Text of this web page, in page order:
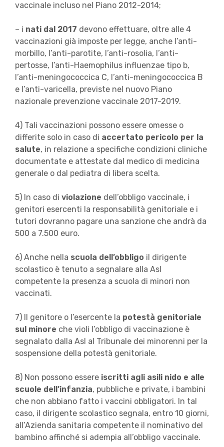
vaccinale incluso nel Piano 2012-2014;
– i nati dal 2017 devono effettuare, oltre alle 4
vaccinazioni già imposte per legge, anche l’anti-
morbillo, l’anti-parotite, l’anti-rosolia, l’anti-
pertosse, l’anti-Haemophilus influenzae tipo b,
l’anti-meningococcica C, l’anti-meningococcica B
e l’anti-varicella, previste nel nuovo Piano
nazionale prevenzione vaccinale 2017-2019.
4) Tali vaccinazioni possono essere omesse o
differite solo in caso di accertato pericolo per la
salute, in relazione a specifiche condizioni cliniche
documentate e attestate dal medico di medicina
generale o dal pediatra di libera scelta.
5) In caso di violazione dell’obbligo vaccinale, i
genitori esercenti la responsabilità genitoriale e i
tutori dovranno pagare una sanzione che andrà da
500 a 7.500 euro.
6) Anche nella scuola dell’obbligo il dirigente
scolastico è tenuto a segnalare alla Asl
competente la presenza a scuola di minori non
vaccinati.
7) Il genitore o l’esercente la potestà genitoriale
sul minore che violi l’obbligo di vaccinazione è
segnalato dalla Asl al Tribunale dei minorenni per la
sospensione della potestà genitoriale.
8) Non possono essere iscritti agli asili nido e alle
scuole dell’infanzia, pubbliche e private, i bambini
che non abbiano fatto i vaccini obbligatori. In tal
caso, il dirigente scolastico segnala, entro 10 giorni,
all’Azienda sanitaria competente il nominativo del
bambino affinché si adempia all’obbligo vaccinale.